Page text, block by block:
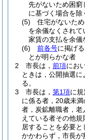
先がないため困窮
に基づく場合を除
(5)
住宅がないた
を余儀なくされ
家賃の支払を余儀
(6)
前各号に掲げ
とが明らかな者
2
市長は， 前項にお
ときは，公開抽選
る。
3
市長は， 第1項に規
に係る者，20歳未
者，炭鉱離職者，
えている者その他
居することを必要と
かかわらず，市長が